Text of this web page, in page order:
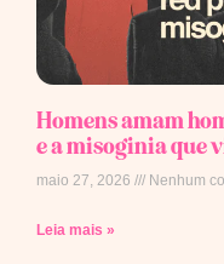
Homens amam
e a misoginia que
maio 27, 2026 Nenhum
Leia mais »